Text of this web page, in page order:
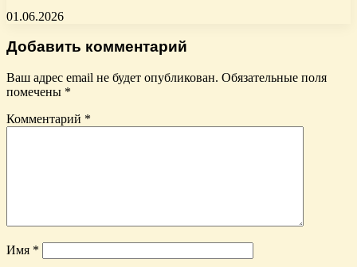
01.06.2026
Добавить комментарий
Ваш адрес email не будет опубликован. Обязательные поля
помечены *
Комментарий *
Имя *